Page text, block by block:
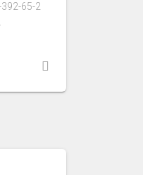
392-65-2